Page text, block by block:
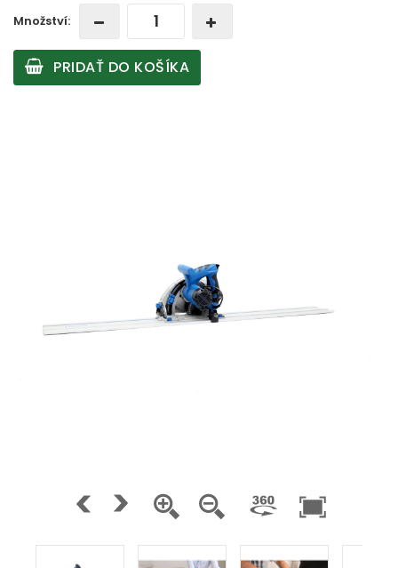
Množství:
PRIDAŤ DO KOŠÍKA